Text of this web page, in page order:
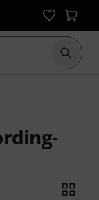
Start